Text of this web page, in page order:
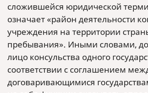
сложившейся юридической
означает «район деятельности
учреждения на территории
пребывания». Иными словами,
лицо консульства одного
соответствии с соглашением
договаривающимися